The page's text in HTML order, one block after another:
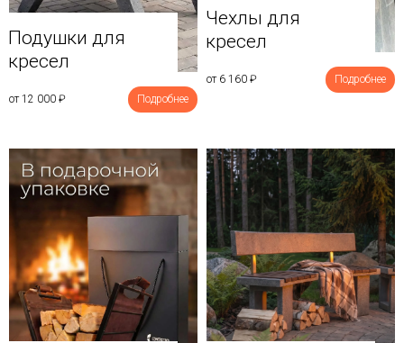
Подушки для
кресел
от 12 000 ₽ Подробнее
Чехлы для
кресел
от 6 160 ₽ Подробнее